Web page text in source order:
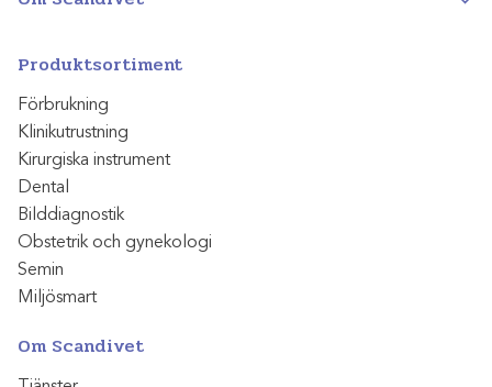
Produktsortiment
Förbrukning
Klinikutrustning
Kirurgiska instrument
Dental
Bilddiagnostik
Obstetrik och gynekologi
Semin
Miljösmart
Om Scandivet